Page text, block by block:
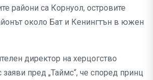
райони са Корнуол, островите
около Бат и Кенингтън в южен
директор на херцогство
пред „Таймс“, че според принц